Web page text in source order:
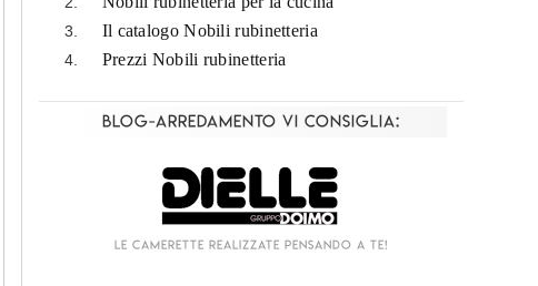
Il catalogo Nobili rubinetteria
Prezzi Nobili rubinetteria
Blog-Arredamento vi consiglia: